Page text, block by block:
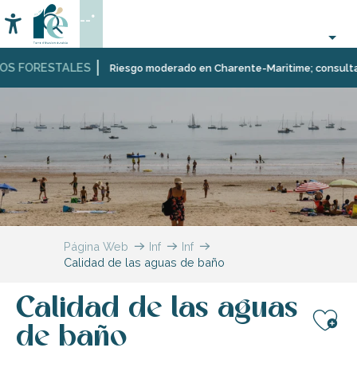
au
contenu
principal
FORESTALES Riesgo moderado en Charente-Maritime; consulta
Accessibilité
Buscar
--°
Página Web InfórmeseInformación
local
Calidad de las aguas de baño
Calidad de las aguas
de baño